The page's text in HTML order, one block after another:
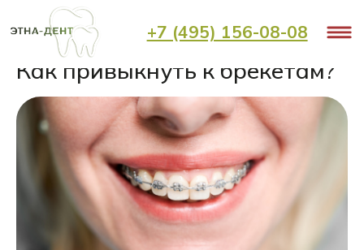
+7 (495) 156-08-08
Как привыкнуть к брекетам?
< Назад